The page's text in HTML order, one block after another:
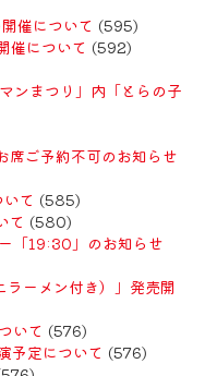
催について (595)
催について (592)
ンまつり」内「とらの子
席ご予約不可のお知らせ
て (585)
て (580)
「19:30」のお知らせ
ーメン付き）」発売開
いて (576)
定について (576)